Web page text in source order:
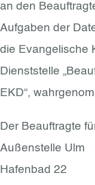
an den
Aufgaben der
die Evangelische
Dienststelle
EKD“,
Der Beauftragte
Außenstelle Ulm
Hafenbad 22